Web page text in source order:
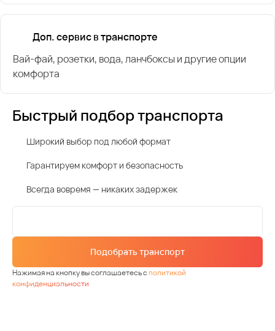
Доп. сервис в транспорте
Вай-фай, розетки, вода, ланчбоксы и другие опции
комфорта
Быстрый подбор транспорта
Широкий выбор под любой формат
Гарантируем комфорт и безопасность
Всегда вовремя — никаких задержек
Подобрать транспорт
Нажимая на кнопку вы соглашаетесь сполитикой
конфиденциальности